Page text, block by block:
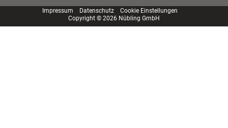
Impressum Datenschutz
Cookie Einstellungen
Copyright © 2026 Nübling GmbH